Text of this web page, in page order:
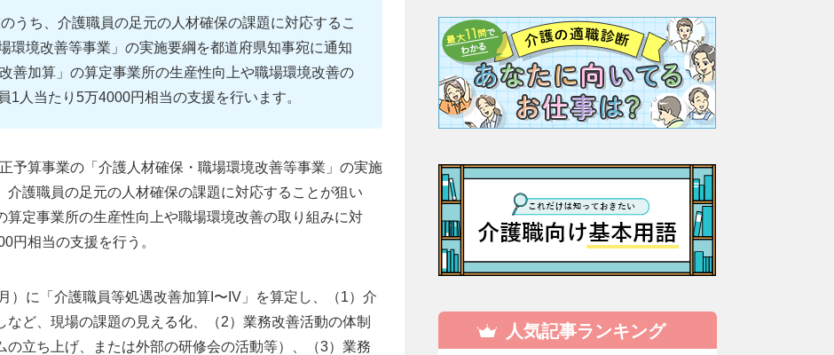
うち、介護職員の足元の人材確保の課題に対応するこ
環境改善等事業」の実施要綱を都道府県知事宛に通知
善加算」の算定事業所の生産性向上や職場環境改善の
1人当たり5万4000円相当の支援を行います。
予算事業の「介護人材確保・職場環境改善等事業」の実施
護職員の足元の人材確保の課題に対応することが狙い
算定事業所の生産性向上や職場環境改善の取り組みに対
円相当の支援を行う。
）に「介護職員等処遇改善加算I〜IV」を算定し、（1）介
ど、現場の課題の見える化、（2）業務改善活動の体制
立ち上げ、または外部の研修会の活動等）、（3）業務
人気記事ランキング